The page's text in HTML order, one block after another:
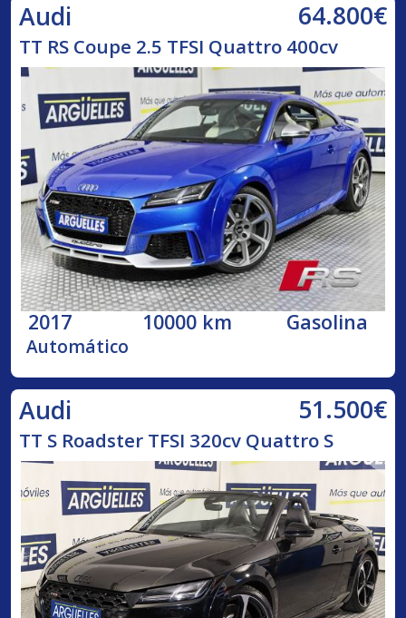
Audi 64.800€
TT RS Coupe 2.5 TFSI Quattro 400cv
2017 10000 km Gasolina
Automático
Audi 51.500€
TT S Roadster TFSI 320cv Quattro S